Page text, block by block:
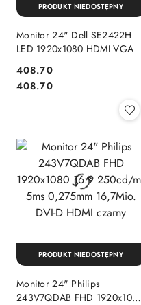
Monitor 24" Dell SE2422H
LED 1920x1080 HDMI VGA
Cena:
408.70
Cena:
408.70
PRODUKT NIEDOSTĘPNY
Monitor 24" Philips
243V7QDAB FHD 1920x1080
PRODUKT NIEDOSTĘPNY